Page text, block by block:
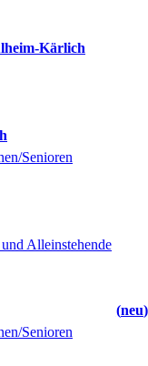
Kärlich
Senioren
Alleinstehende
neu
Senioren